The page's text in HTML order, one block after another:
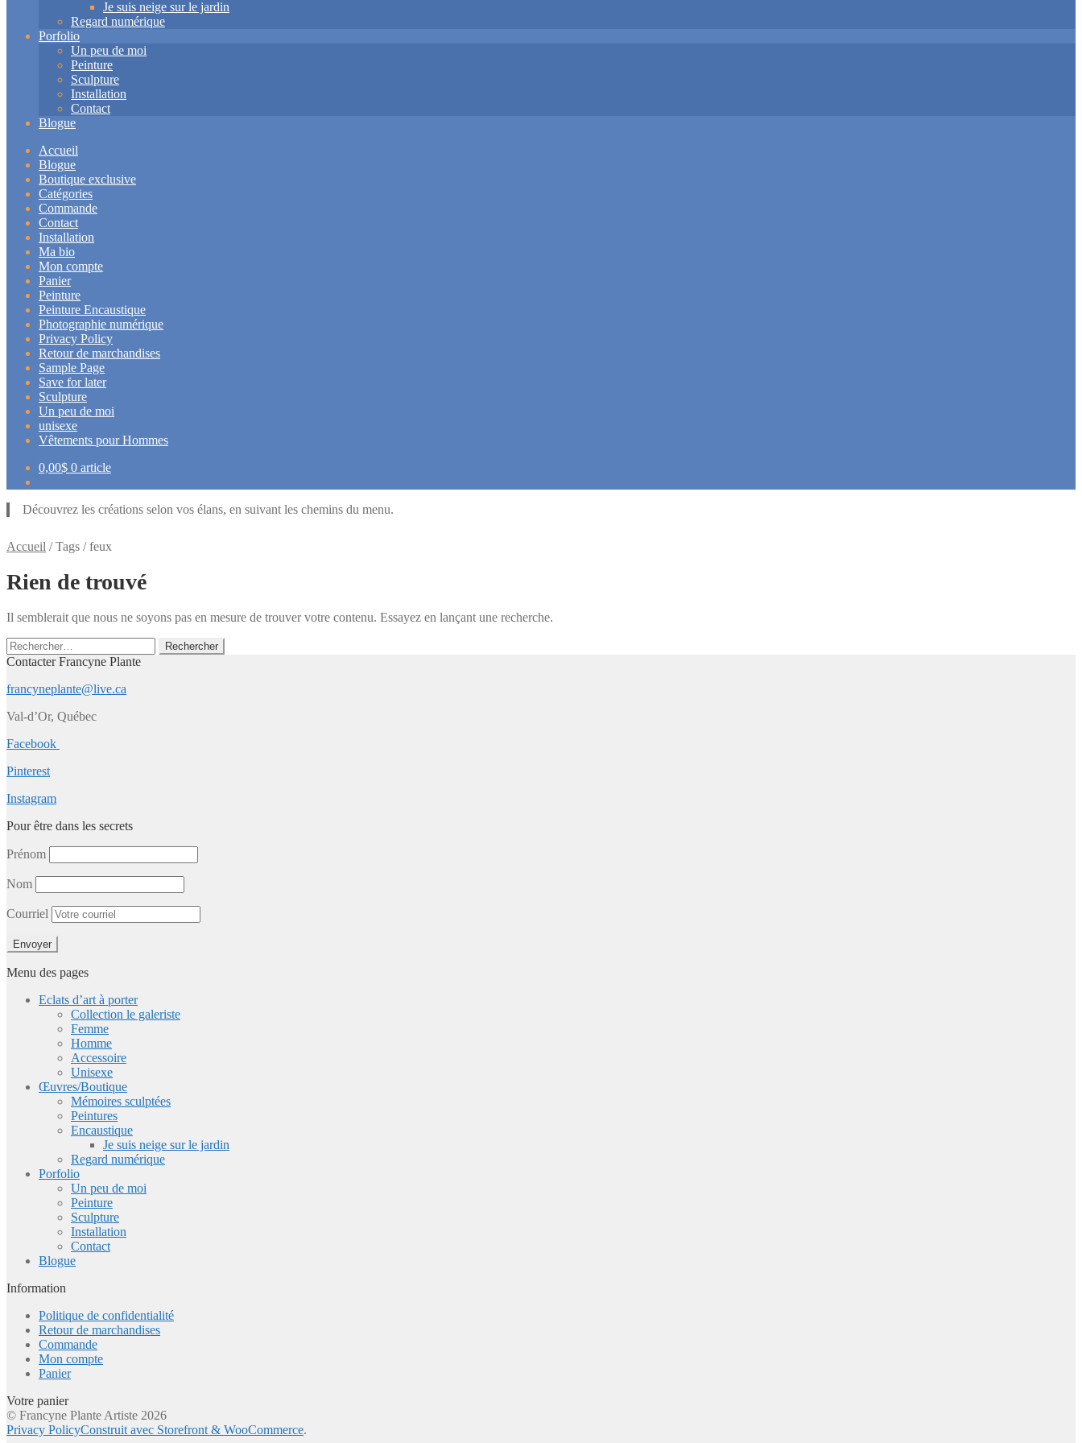
Je suis neige sur le jardin
Regard numérique
Porfolio
Un peu de moi
Peinture
Sculpture
Installation
Contact
Blogue
Accueil
Blogue
Boutique exclusive
Catégories
Commande
Contact
Installation
Ma bio
Mon compte
Panier
Peinture
Peinture Encaustique
Photographie numérique
Privacy Policy
Retour de marchandises
Sample Page
Save for later
Sculpture
Un peu de moi
unisexe
Vêtements pour Hommes
0,00$ 0 article
Découvrez les créations selon vos élans, en suivant les chemins du menu.
Accueil /Tags /feux
Rien de trouvé
Il semblerait que nous ne soyons pas en mesure de trouver votre contenu. Essayez en lançant une recherche.
Rechercher :
Contacter Francyne Plante
francyneplante@live.ca
Val-d’Or, Québec
Facebook
Pinterest
Instagram
Pour être dans les secrets
Prénom
Nom
Courriel
Menu des pages
Eclats d’art à porter
Collection le galeriste
Femme
Homme
Accessoire
Unisexe
Œuvres/Boutique
Mémoires sculptées
Peintures
Encaustique
Je suis neige sur le jardin
Regard numérique
Porfolio
Un peu de moi
Peinture
Sculpture
Installation
Contact
Blogue
Information
Politique de confidentialité
Retour de marchandises
Commande
Mon compte
Panier
Votre panier
© Francyne Plante Artiste 2026
Privacy PolicyConstruit avec Storefront & WooCommerce.